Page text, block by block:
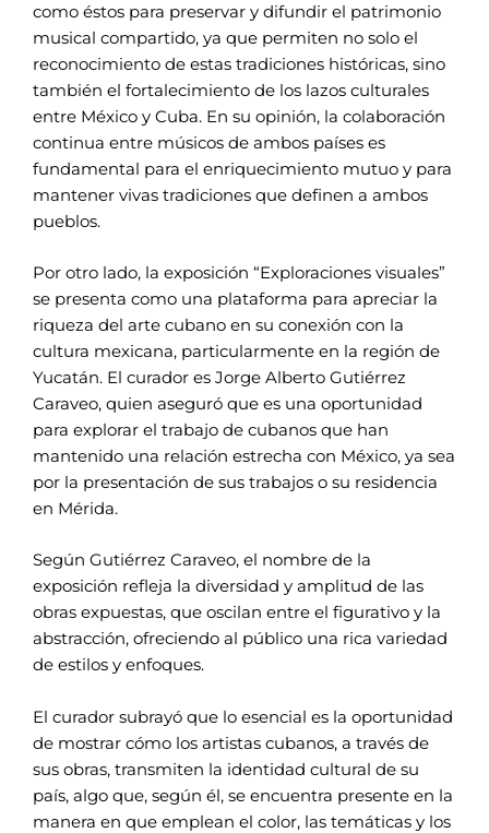
como éstos para preservar y difundir el patrimonio
musical compartido, ya que permiten no solo el
reconocimiento de estas tradiciones históricas, sino
también el fortalecimiento de los lazos culturales
entre México y Cuba. En su opinión, la colaboración
continua entre músicos de ambos países es
fundamental para el enriquecimiento mutuo y para
mantener vivas tradiciones que definen a ambos
pueblos.
Por otro lado, la exposición “Exploraciones visuales”
se presenta como una plataforma para apreciar la
riqueza del arte cubano en su conexión con la
cultura mexicana, particularmente en la región de
Yucatán. El curador es Jorge Alberto Gutiérrez
Caraveo, quien aseguró que es una oportunidad
para explorar el trabajo de cubanos que han
mantenido una relación estrecha con México, ya sea
por la presentación de sus trabajos o su residencia
en Mérida.
Según Gutiérrez Caraveo, el nombre de la
exposición refleja la diversidad y amplitud de las
obras expuestas, que oscilan entre el figurativo y la
abstracción, ofreciendo al público una rica variedad
de estilos y enfoques.
El curador subrayó que lo esencial es la oportunidad
de mostrar cómo los artistas cubanos, a través de
sus obras, transmiten la identidad cultural de su
país, algo que, según él, se encuentra presente en la
manera en que emplean el color, las temáticas y los